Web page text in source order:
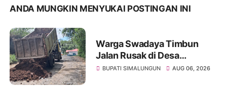
ANDA MUNGKIN MENYUKAI POSTINGAN INI
Warga Swadaya Timbun
Jalan Rusak di Desa
Sibangun Mariah, Harapkan
BUPATI SIMALUNGUN AUG 06, 2026